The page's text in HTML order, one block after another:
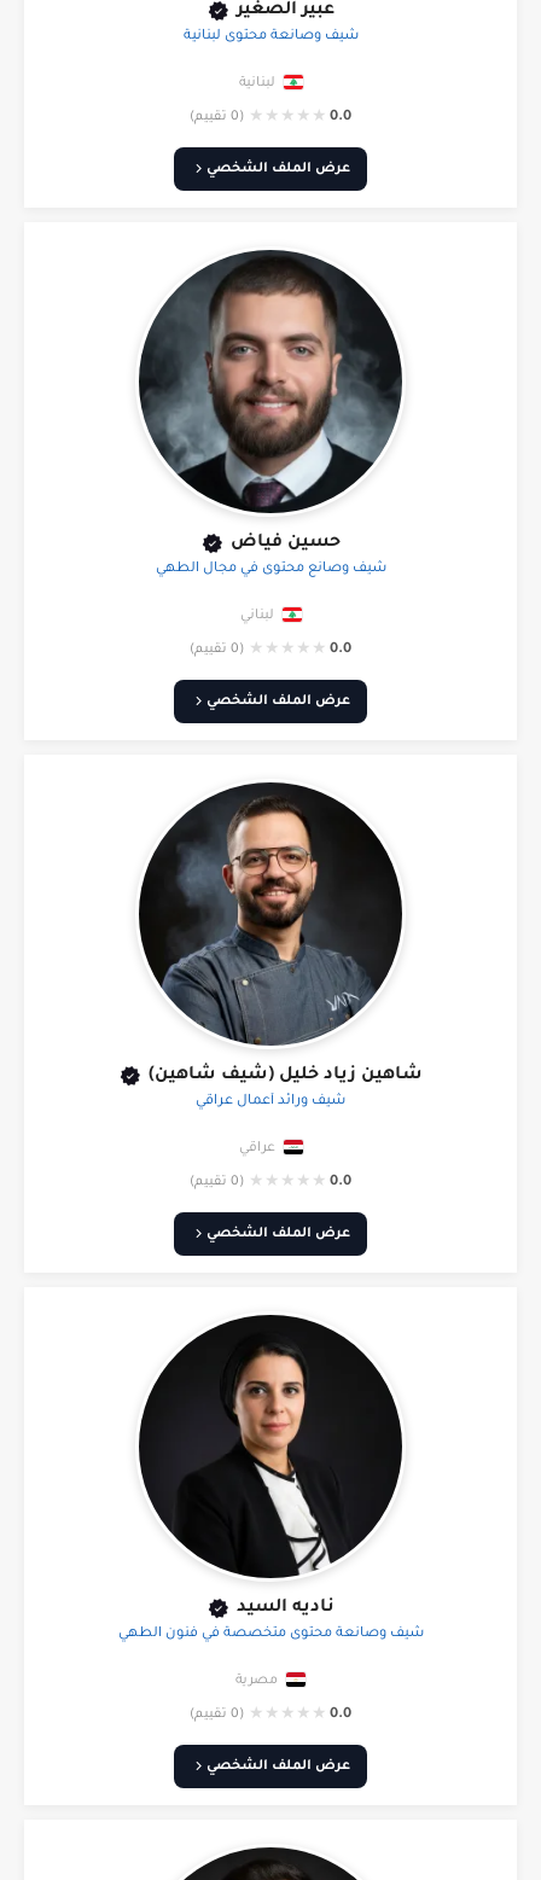
عبير الصغير
شيف وصانعة محتوى لبنانية
لبنانية
0.0
★
★
★
★
★ (0 تقييم)
عرض الملف الشخصي
حسين فياض
شيف وصانع محتوى في مجال الطهي
لبناني
0.0
★
★
★
★
★ (0 تقييم)
عرض الملف الشخصي
شاهين زياد خليل (شيف شاهين)
شيف ورائد أعمال عراقي
عراقي
0.0
★
★
★
★
★ (0 تقييم)
عرض الملف الشخصي
ناديه السيد
شيف وصانعة محتوى متخصصة في فنون الطهي
مصرية
0.0
★
★
★
★
★ (0 تقييم)
عرض الملف الشخصي